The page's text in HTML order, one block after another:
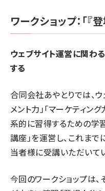
ワークショップ：「『
ウェブサイト運営に関わ
する
合同会社あやとりでは、
メント力」「マーケティン
系的に習得するための学
講座」を運営し、これま
当者様に受講いただいて
今回のワークショップは